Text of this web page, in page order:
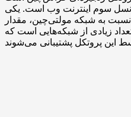
سوم اینترنت وب است. یکی
نسبت به شبکه مولتی‌چین، مقدار
زیادی از شبکه‌هایی است که